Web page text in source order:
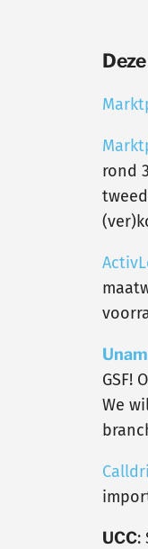
rond
GSF!
We
UCC: